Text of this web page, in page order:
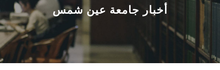
القطاعـات
الشئون الأكاديمية
البحث العلمي
أخبار جامعة عين شمس